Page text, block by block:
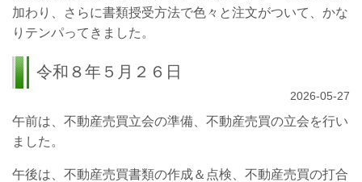
加わり、さらに書類授受方法で色々と注文がついて、かな
りテンパってきました。
令和８年５月２６日
2026-05-27
午前は、不動産売買立会の準備、不動産売買の立会を行い
ました。
午後は、不動産売買書類の作成＆点検、不動産売買の打合